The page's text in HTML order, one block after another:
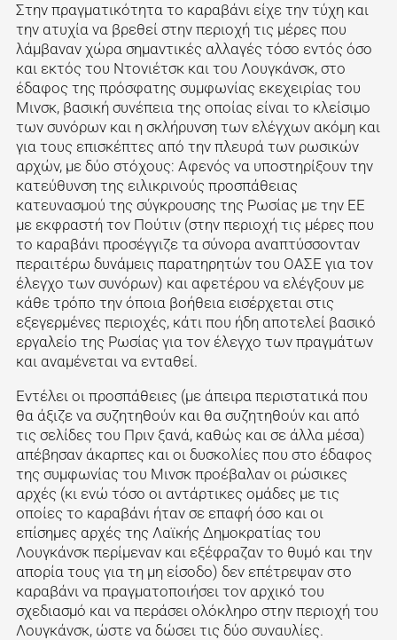
Στην πραγματικότητα το καραβάνι είχε την τύχη και
την ατυχία να βρεθεί στην περιοχή τις μέρες που
λάμβαναν χώρα σημαντικές αλλαγές τόσο εντός όσο
και εκτός του Ντονιέτσκ και του Λουγκάνσκ, στο
έδαφος της πρόσφατης συμφωνίας εκεχειρίας του
Μινσκ, βασική συνέπεια της οποίας είναι το κλείσιμο
των συνόρων και η σκλήρυνση των ελέγχων ακόμη και
για τους επισκέπτες από την πλευρά των ρωσικών
αρχών, με δύο στόχους: Αφενός να υποστηρίξουν την
κατεύθυνση της ειλικρινούς προσπάθειας
κατευνασμού της σύγκρουσης της Ρωσίας με την ΕΕ
με εκφραστή τον Πούτιν (στην περιοχή τις μέρες που
το καραβάνι προσέγγιζε τα σύνορα αναπτύσσονταν
περαιτέρω δυνάμεις παρατηρητών του ΟΑΣΕ για τον
έλεγχο των συνόρων) και αφετέρου να ελέγξουν με
κάθε τρόπο την όποια βοήθεια εισέρχεται στις
εξεγερμένες περιοχές, κάτι που ήδη αποτελεί βασικό
εργαλείο της Ρωσίας για τον έλεγχο των πραγμάτων
και αναμένεται να ενταθεί.
Εντέλει οι προσπάθειες (με άπειρα περιστατικά που
θα άξιζε να συζητηθούν και θα συζητηθούν και από
τις σελίδες του Πριν ξανά, καθώς και σε άλλα μέσα)
απέβησαν άκαρπες και οι δυσκολίες που στο έδαφος
της συμφωνίας του Μινσκ προέβαλαν οι ρώσικες
αρχές (κι ενώ τόσο οι αντάρτικες ομάδες με τις
οποίες το καραβάνι ήταν σε επαφή όσο και οι
επίσημες αρχές της Λαϊκής Δημοκρατίας του
Λουγκάνσκ περίμεναν και εξέφραζαν το θυμό και την
απορία τους για τη μη είσοδο) δεν επέτρεψαν στο
καραβάνι να πραγματοποιήσει τον αρχικό του
σχεδιασμό και να περάσει ολόκληρο στην περιοχή του
Λουγκάνσκ, ώστε να δώσει τις δύο συναυλίες.